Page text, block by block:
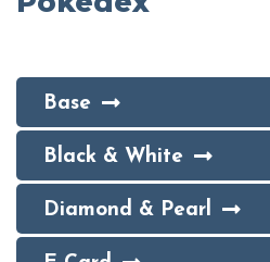
Base
Black & White
Diamond & Pearl